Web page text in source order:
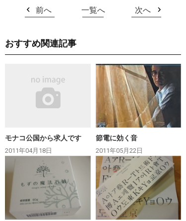
前へ 一覧へ 次へ
おすすめ関連記事
モナコ公国から求人です
2011年04月18日
節電に効く音
2011年05月22日